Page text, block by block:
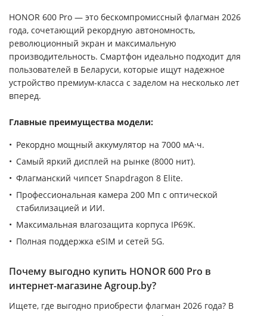
HONOR 600 Pro — это бескомпромиссный флагман 2026
года, сочетающий рекордную автономность,
революционный экран и максимальную
производительность. Смартфон идеально подходит для
пользователей в Беларуси, которые ищут надежное
устройство премиум-класса с заделом на несколько лет
вперед.
Главные преимущества модели:
Рекордно мощный аккумулятор на 7000 мА·ч.
Самый яркий дисплей на рынке (8000 нит).
Флагманский чипсет Snapdragon 8 Elite.
Профессиональная камера 200 Мп с оптической
стабилизацией и ИИ.
Максимальная влагозащита корпуса IP69K.
Полная поддержка eSIM и сетей 5G.
Почему выгодно купить HONOR 600 Pro в
интернет-магазине Agroup.by?
Ищете, где выгодно приобрести флагман 2026 года? В